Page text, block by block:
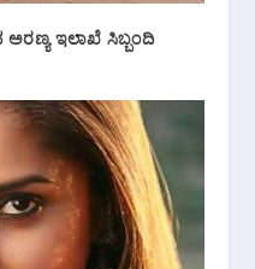
ಇಲಾಖೆ ಸಿಬ್ಬಂದಿ